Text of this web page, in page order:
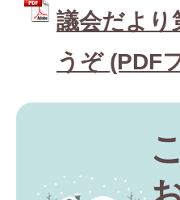
議会だより
うぞ (PDF